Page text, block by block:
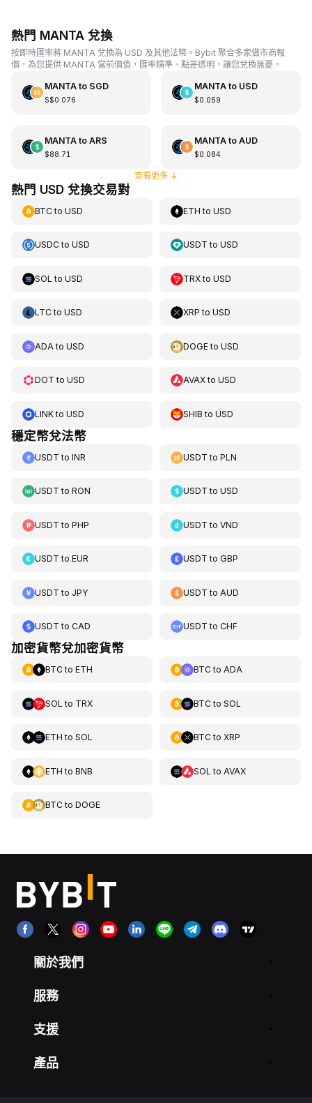
熱門 MANTA 兌換
按即時匯率將 MANTA 兌換為 USD 及其他法幣。Bybit 聚合多家做市商報
價，為您提供 MANTA 當前價值，匯率精準、點差透明，讓您兌換無憂。
MANTAto SGD
S$0.076
MANTAto USD
$0.059
MANTAto ARS
$88.71
MANTAto AUD
$0.084
查看更多↓
熱門 USD 兌換交易對
BTCto USD ETH toUSD
USDCto USD USDT toUSD
SOL to USD TRXtoUSD
LTCto USD XRP toUSD
ADA to USD DOGEtoUSD
DOT to USD AVAXtoUSD
LINKto USD SHIB toUSD
穩定幣兌法幣
USDT to INR USDT toPLN
USDT to RON USDT toUSD
USDT to PHP USDT toVND
USDT to EUR USDT toGBP
USDT to JPY USDT to AUD
USDT to CAD USDT toCHF
加密貨幣兌加密貨幣
BTCto ETH BTCto ADA
SOL to TRX BTCto SOL
ETH to SOL BTCto XRP
ETH to BNB SOL to AVAX
BTCto DOGE
關於我們
服務
支援
產品